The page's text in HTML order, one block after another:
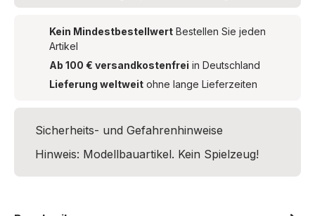
Kein Mindestbestellwert Bestellen Sie jeden
Artikel
Ab 100 € versandkostenfrei in Deutschland
Lieferung weltweit ohne lange Lieferzeiten
Sicherheits- und Gefahrenhinweise
Hinweis: Modellbauartikel. Kein Spielzeug!